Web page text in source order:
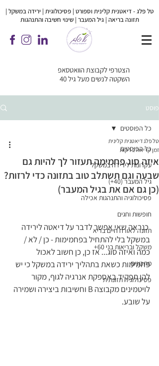
טל פלג - דיאטנית קלינית וספורט | פסיכולוגית | ירידה במשקל |
תזונה בריאה | גיל המעבר | שינוי חשיבה והתנהגות
הצטרפי לקבוצת הוואטסאפ
השקטה לנשים מעל גיל 40
פוסט
כל הפוסטים
עקרונות לירידה במשקל
גיל המעבר (40+)
פסיכולוגיה והתנהגות אכילה
חופשות וחגים
תזונה לאורח חיים בריא
משקל ובריאות בני 60+
מתכונים
פסיכולוגיה תזונתית
כל הפוסטים
איזה סוג פחמימה תעזור לך להיות גם
שבעה וגם תשתלב טוב בתזונה כדי לרזות?
(כן גם אם את בגיל המעבר)
טל פלג דיאטנית קלינית
זמן קריאה 2 דקות
כנראה שאי אפשר לדבר על דיאטה לירידה
במשקל בלי להתחיל בפחמימות - כן / לא /
כמה ואיזה סוג... אז כן, כן חשוב לאכול
פחמימות כשאת בתהליך ירידה במשקל כי יש
להן תפקיד באספקת אנרגיה לגוף, מקור
לויטמינים מקבוצה B וחשיבות ביצירה ושמירה
על שובע.